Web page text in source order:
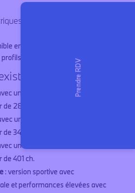
et autonomie
en plusieurs motorisations,
de conducteurs.
:
une autonomie de 514 km
286 ch.
une autonomie de 613 km
340 ch.
une autonomie de 546 km
401 ch.
: version sportive avec
et performances élevées avec